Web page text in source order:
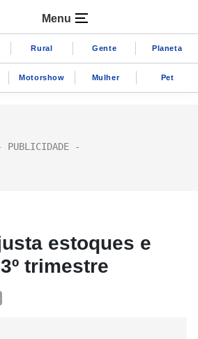
Menu
Rural Gente Planeta
Motorshow Mulher Pet
estoques e
trimestre